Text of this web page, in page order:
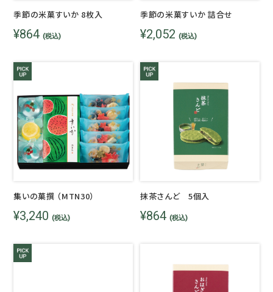
季節の米菓すいか 8枚入
¥864 (税込)
季節の米菓すいか 詰合せ
¥2,052 (税込)
集いの菓撰 （MTN30）
¥3,240 (税込)
抹茶さんど 5個入
¥864 (税込)